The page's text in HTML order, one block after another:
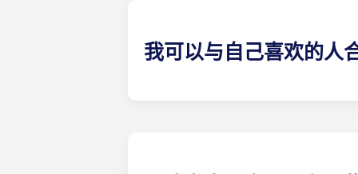
我可以与自己喜欢的人